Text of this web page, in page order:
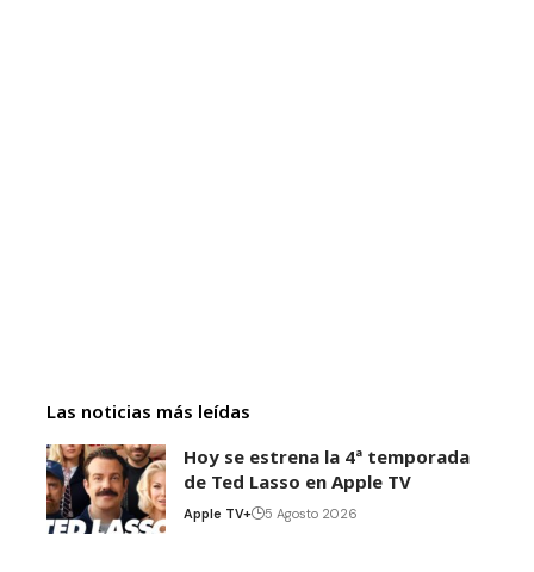
Las noticias más leídas
Hoy se estrena la 4ª temporada
de Ted Lasso en Apple TV
Apple TV+ 5 Agosto 2026